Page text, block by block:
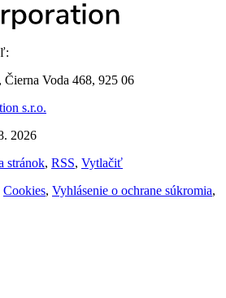
Voda 468, 925 06
s.r.o.
2026
stránok, RSS, Vytlačiť
Cookies, Vyhlásenie o ochrane súkromia,